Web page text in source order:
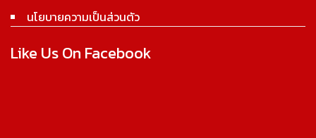
นโยบายความเป็นส่วนตัว
Like Us On Facebook